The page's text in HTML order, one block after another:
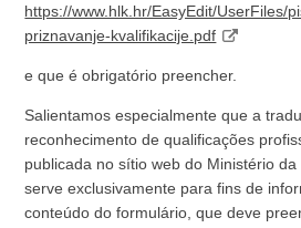
https://www.hlk.hr/EasyEdit/UserFiles/
priznavanje-kvalifikacije.pdf
e que é obrigatório preencher.
Salientamos especialmente que a
reconhecimento de qualificações
publicada no sítio web do Ministério
serve exclusivamente para fins de
conteúdo do formulário, que deve